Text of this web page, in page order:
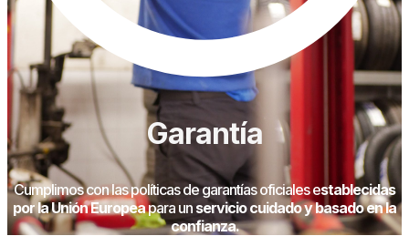
Garantía
Cumplimos con las políticas de garantías oficiales establecidas
por la Unión Europeapara un servicio cuidado y basado en la
confianza.